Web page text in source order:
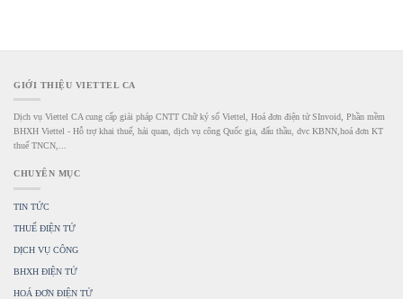
GIỚI THIỆU VIETTEL CA
Dịch vụ Viettel CA cung cấp giải pháp CNTT Chữ ký số Viettel, Hoá đơn điện tử SInvoid, Phần mềm
BHXH Viettel - Hỗ trợ khai thuế, hải quan, dịch vụ công Quốc gia, đấu thầu, dvc KBNN,hoá đơn KT
thuế TNCN,...
CHUYÊN MỤC
TIN TỨC
THUẾ ĐIỆN TỬ
DỊCH VỤ CÔNG
BHXH ĐIỆN TỬ
HOÁ ĐƠN ĐIỆN TỬ